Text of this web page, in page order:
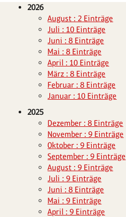
2026
August : 2 Einträge
Juli : 10 Einträge
Juni : 8 Einträge
Mai : 8 Einträge
April : 10 Einträge
März : 8 Einträge
Februar : 8 Einträge
Januar : 10 Einträge
2025
Dezember : 8 Einträge
November : 9 Einträge
Oktober : 9 Einträge
September : 9 Einträge
August : 9 Einträge
Juli : 9 Einträge
Juni : 8 Einträge
Mai : 9 Einträge
April : 9 Einträge